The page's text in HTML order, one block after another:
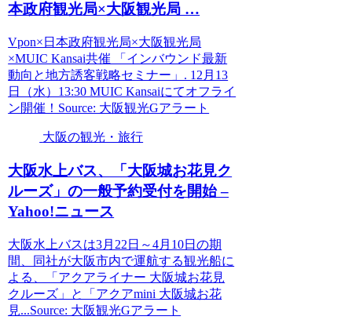
本政府観光局×大阪観光局 …
Vpon×日本政府観光局×大阪観光局
×MUIC Kansai共催 「インバウンド最新
動向と地方誘客戦略セミナー」. 12月13
日（水）13:30 MUIC Kansaiにてオフライ
ン開催！Source: 大阪観光Gアラート
大阪の観光・旅行
大阪水上バス、「大阪城お花見ク
ルーズ」の一般予約受付を開始 –
Yahoo!ニュース
大阪水上バスは3月22日～4月10日の期
間、同社が大阪市内で運航する観光船に
よる、「アクアライナー 大阪城お花見
クルーズ」と「アクアmini 大阪城お花
見...Source: 大阪観光Gアラート